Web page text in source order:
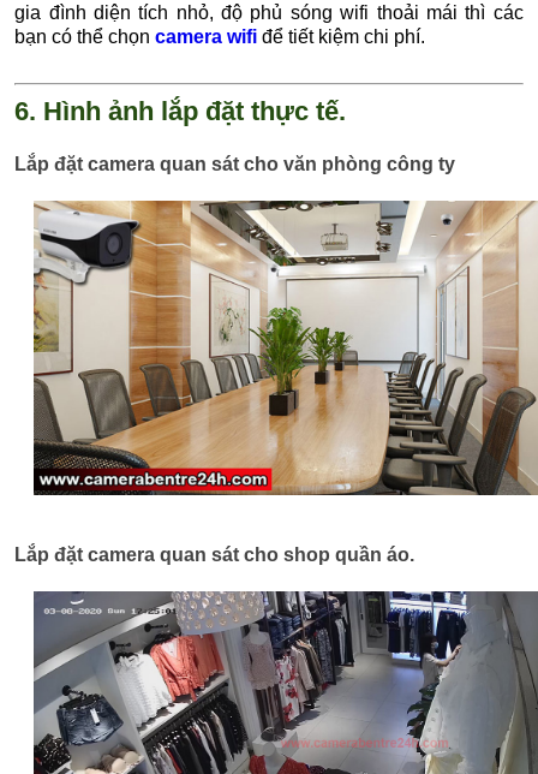
gia đình diện tích nhỏ, độ phủ sóng wifi thoải mái thì các
bạn có thể chọncamera wifi để tiết kiệm chi phí.
6. Hình ảnh lắp đặt thực tế.
Lắp đặt camera quan sát cho văn phòng công ty
Lắp đặt camera quan sát cho shop quần áo.